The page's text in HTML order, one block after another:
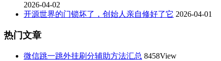
2026-04-02
开源世界的门锁坏了，创始人亲自修好了它 2026-04-01
热门文章
微信跳一跳外挂刷分辅助方法汇总 8458View